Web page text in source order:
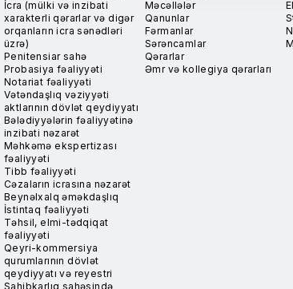
İcra (mülki və inzibati
xarakterli qərarlar və digər
orqanların icra sənədləri
üzrə)
Penitensiar sahə
Probasiya fəaliyyəti
Notariat fəaliyyəti
Vətəndaşlıq vəziyyəti
aktlarının dövlət qeydiyyatı
Bələdiyyələrin fəaliyyətinə
inzibati nəzarət
Məhkəmə ekspertizası
fəaliyyəti
Tibb fəaliyyəti
Cəzaların icrasına nəzarət
Beynəlxalq əməkdaşlıq
İstintaq fəaliyyəti
Təhsil, elmi-tədqiqat
fəaliyyəti
Qeyri-kommersiya
qurumlarının dövlət
qeydiyyatı və reyestri
Sahibkarlıq sahəsində
Məcəllələr
Qanunlar
Fərmanlar
Sərəncamlar
Qərarlar
Əmr və kollegiya qərarları